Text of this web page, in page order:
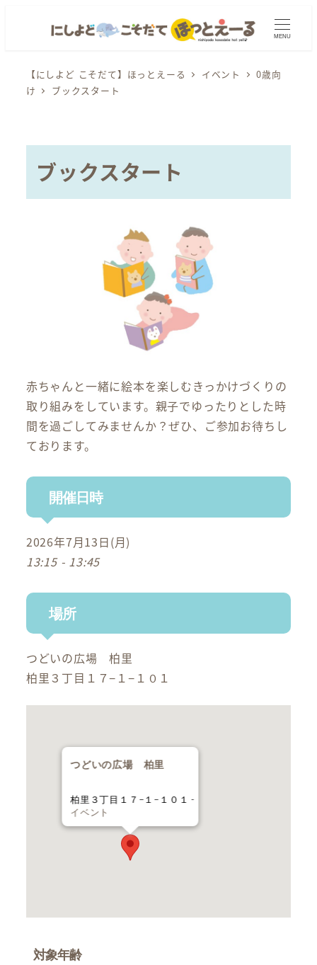
MENU
【にしよど こそだて】ほっとえーる イベント
0歳向
け
ブックスタート
ブックスタート
赤ちゃんと一緒に絵本を楽しむきっかけづくりの
取り組みをしています。親子でゆったりとした時
間を過ごしてみませんか？ぜひ、ご参加お待ちし
ております。
開催日時
2026年7月13日(月)
13:15 - 13:45
場所
つどいの広場 柏里
柏里３丁目１７−１−１０１
つどいの広場 柏里
柏里３丁目１７−１−１０１ -
イベント
対象年齢